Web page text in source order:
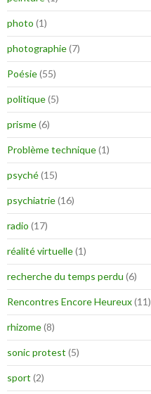
photo (1)
photographie(7)
Poésie(55)
politique(5)
prisme(6)
Problème technique(1)
psyché(15)
psychiatrie(16)
radio (17)
réalité virtuelle(1)
recherche du temps perdu (6)
Rencontres Encore Heureux(11)
rhizome(8)
sonic protest (5)
sport (2)